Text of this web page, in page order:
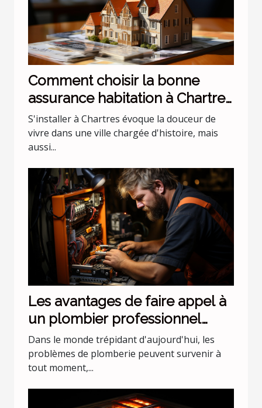
Comment choisir la bonne
assurance habitation à Chartres
?
S'installer à Chartres évoque la douceur de
vivre dans une ville chargée d'histoire, mais
aussi...
Les avantages de faire appel à
un plombier professionnel
pour les urgences nocturnes
Dans le monde trépidant d'aujourd'hui, les
problèmes de plomberie peuvent survenir à
tout moment,...